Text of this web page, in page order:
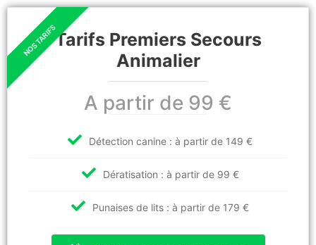
Tarifs Premiers Secours
Animalier
A partir de 99 €
Détection canine : à partir de 149 €
Dératisation : à partir de 99 €
Punaises de lits : à partir de 179 €